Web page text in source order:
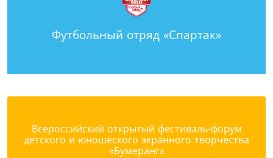
Футбольный отряд «Спартак»
Всероссийский открытый фестиваль-форум
детского и юношеского экранного творчества
«Бумеранг»